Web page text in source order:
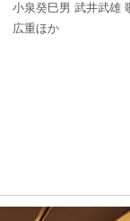
小泉癸巳男 武井武雄
広重ほか